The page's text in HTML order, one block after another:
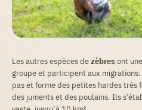
Les autres espèces dezèbres ont
groupe et participent aux migrations.
pas et forme des petites hardes très
des juments et des poulains. Ils